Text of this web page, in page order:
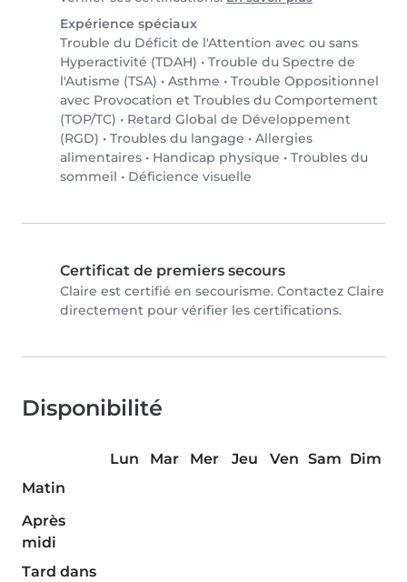
Expérience spéciaux
Trouble du Déficit de l'Attention avec ou sans
Hyperactivité (TDAH) • Trouble du Spectre de
l'Autisme (TSA) • Asthme • Trouble Oppositionnel
avec Provocation et Troubles du Comportement
(TOP/TC) • Retard Global de Développement
(RGD) • Troubles du langage • Allergies
alimentaires • Handicap physique • Troubles du
sommeil • Déficience visuelle
Certificat de premiers secours
Claire est certifié en secourisme. Contactez Claire
directement pour vérifier les certifications.
Disponibilité
Lun Mar Mer Jeu Ven Sam Dim
Matin
Après
midi
Tard dans